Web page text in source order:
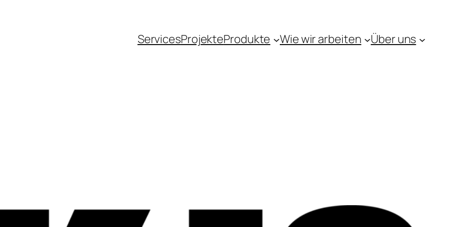
ServicesProjekteProdukte Wie wir arbeiten Über uns